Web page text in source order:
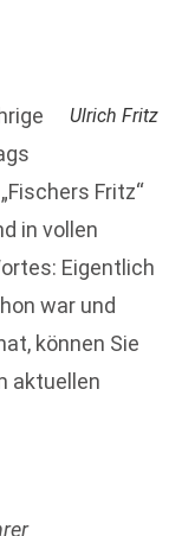
Ulrich Fritz
Fritz“
in vollen
Eigentlich
war und
können Sie
aktuellen